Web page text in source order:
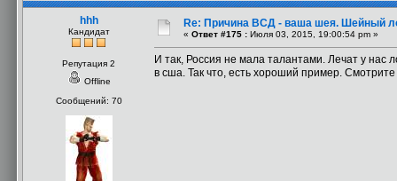
hhh
Кандидат
Репутация 2
Offline
Сообщений: 70
Re: Причина ВСД - ваша шея. Шейный
« Ответ #175 : Июля 03, 2015, 19:00:54 pm »
И так, Россия не мала талантами. Лечат у нас
в сша. Так что, есть хороший пример.